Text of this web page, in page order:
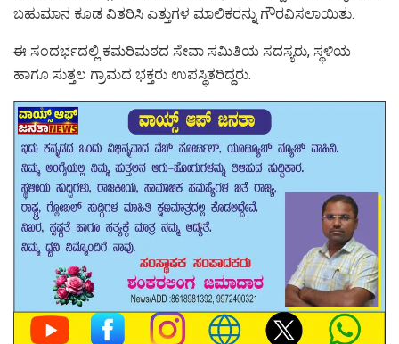
ಬಹುಮಾನ ಕೂಡ ವಿತರಿಸಿ ಎತ್ತುಗಳ ಮಾಲಿಕರನ್ನು ಗೌರವಿಸಲಾಯಿತು.
ಈ ಸಂದರ್ಭದಲ್ಲಿ ಕಮರಿಮಠದ ಸೇವಾ ಸಮಿತಿಯ ಸದಸ್ಯರು, ಸ್ಥಳಿಯ
ಹಾಗೂ ಸುತ್ತಲ ಗ್ರಾಮದ ಭಕ್ತರು ಉಪಸ್ಥಿತರಿದ್ದರು.